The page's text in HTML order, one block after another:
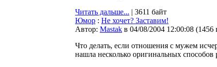
Читать дальше... | 3611 байт
Юмор : Не хочет? Заставим!
Автор: Мastak в 04/08/2004 12:00:08 (1456
Что делать, если отношения с мужем
нашла несколько оригинальных способов